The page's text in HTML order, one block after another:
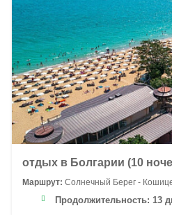
отдых в Болгарии (10
Маршрут: Солнечный Берег -
Продолжительность: 13